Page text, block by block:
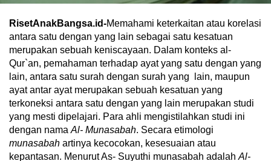
RisetAnakBangsa.id-Memahami keterkaitan atau korelasi
antara satu dengan yang lain sebagai satu kesatuan
merupakan sebuah keniscayaan. Dalam konteks al-
Qur`an, pemahaman terhadap ayat yang satu dengan yang
lain, antara satu surah dengan surah yang lain, maupun
ayat antar ayat merupakan sebuah kesatuan yang
terkoneksi antara satu dengan yang lain merupakan studi
yang mesti dipelajari. Para ahli mengistilahkan studi ini
dengan nama Al- Munasabah. Secara etimologi
munasabah artinya kecocokan, kesesuaian atau
kepantasan. Menurut As- Suyuthi munasabah adalah Al-